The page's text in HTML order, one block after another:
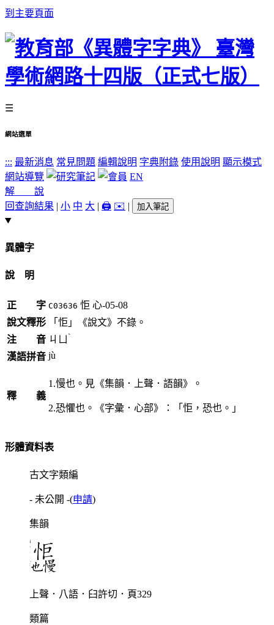
到主要頁面
☰
網站選單
::: 最新消息 常見問題 編輯說明 字典附錄 使用說明 顯示模式
網站導覽
EN
解 說
回查詢結果 | 小 中 大 | 🖨️ ✉️ | 加入筆記
異體字
說 明
正 字 C03636 怇 心-05-08
說文釋形
「怇」《說文》不錄。
注 音 ㄐㄩ ˋ
漢語拼音 jù
釋 義
1.慢也。見《集韻．上聲．語韻》。
2.恐懼也。《字彙．心部》：「怇，恐也。」
形體資料表
古文字類編
- 未公開 -(申請)
集韻
上聲．八語．臼許切．頁329
類篇